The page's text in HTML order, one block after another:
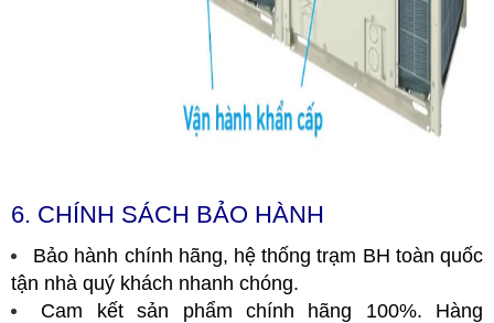
6. CHÍNH SÁCH BẢO HÀNH
Bảo hành chính hãng, hệ thống trạm BH toàn quốc
tận nhà quý khách nhanh chóng.
Cam kết sản phẩm chính hãng 100%. Hàng